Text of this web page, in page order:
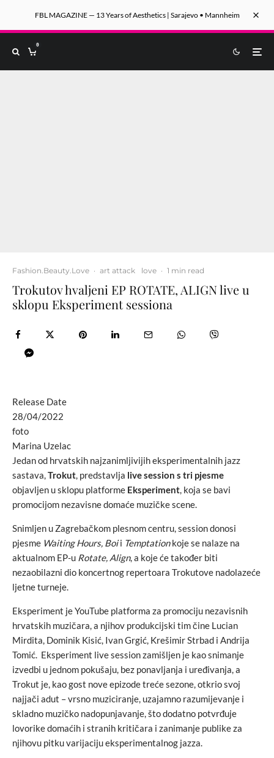
FBL MAGAZINE — 13 Years of Aesthetics | Sarajevo • Mannheim
0
Fashion.Beauty.Love · art attack love · 1 min read
Trokutov hvaljeni EP ROTATE, ALIGN live u
sklopu Eksperiment sessiona
Release Date
28/04/2022
foto
Marina Uzelac
Jedan od hrvatskih najzanimljivijih eksperimentalnih jazz
sastava,Trokut, predstavlja live session s tri pjesme
objavljen u sklopu platforme Eksperiment, koja se bavi
promocijom nezavisne domaće muzičke scene.
Snimljen u Zagrebačkom plesnom centru, session donosi
pjesme Waiting Hours, Boii Temptationkoje se nalaze na
aktualnom EP-u Rotate, Align, a koje će također biti
nezaobilazni dio koncertnog repertoara Trokutove nadolazeće
ljetne turneje.
Eksperiment je YouTube platforma za promociju nezavisnih
hrvatskih muzičara, a njihov produkcijski tim čine Lucian
Mirdita, Dominik Kisić, Ivan Grgić, Krešimir Strbad i Andrija
Tomić. Eksperiment live session zamišljen je kao snimanje
izvedbi u jednom pokušaju, bez ponavljanja i uređivanja, a
Trokut je, kao gost nove epizode treće sezone, otkrio svoj
najjači adut – vrsno muziciranje, uzajamno razumijevanje i
skladno muzičko nadopunjavanje, što dodatno potvrđuje
lovorike domaćih i stranih kritičara i zanimanje publike za
njihovu pitku varijaciju eksperimentalnog jazza.